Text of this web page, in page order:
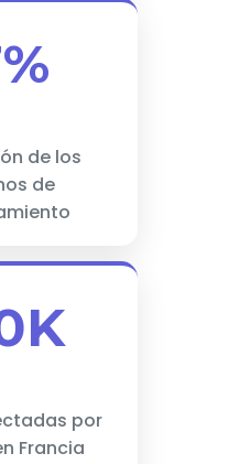
de los
de
por
Francia